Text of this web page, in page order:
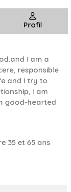
Profil
I am a
responsible
and I try to
I am
good-hearted
35 et 65 ans